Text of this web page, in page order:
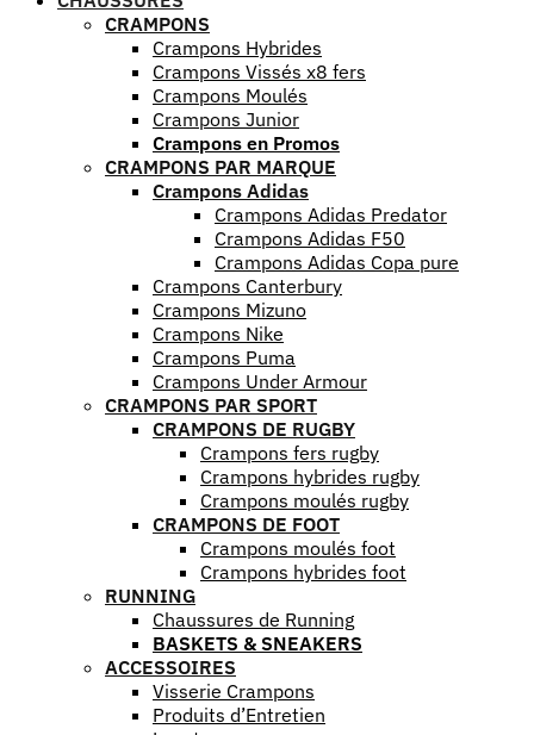
CRAMPONS
Crampons Hybrides
Crampons Vissés x8 fers
Crampons Moulés
Crampons Junior
Crampons en Promos
CRAMPONS PAR MARQUE
Crampons Adidas
Crampons Adidas Predator
Crampons Adidas F50
Crampons Adidas Copa pure
Crampons Canterbury
Crampons Mizuno
Crampons Nike
Crampons Puma
Crampons Under Armour
CRAMPONS PAR SPORT
CRAMPONS DE RUGBY
Crampons fers rugby
Crampons hybrides rugby
Crampons moulés rugby
CRAMPONS DE FOOT
Crampons moulés foot
Crampons hybrides foot
RUNNING
Chaussures de Running
BASKETS & SNEAKERS
ACCESSOIRES
Visserie Crampons
Produits d’Entretien